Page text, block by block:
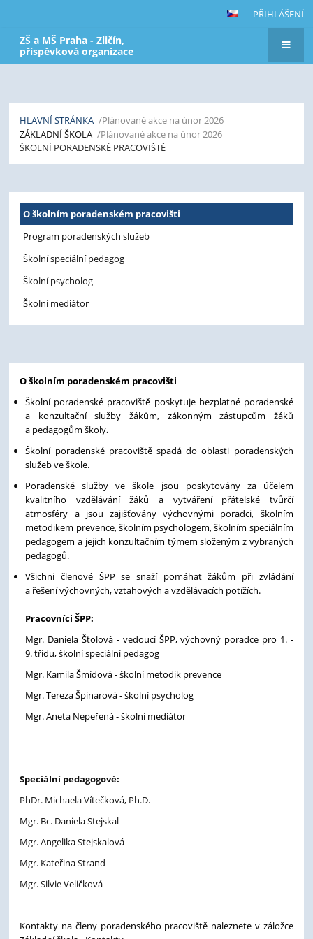
PŘIHLÁŠENÍ
ZŠ a MŠ Praha - Zličín,
příspěvková organizace
HLAVNÍ STRÁNKA /Plánované akce na únor 2026
ZÁKLADNÍ ŠKOLA /Plánované akce na únor 2026
ŠKOLNÍ PORADENSKÉ PRACOVIŠTĚ
Školní
poradenské
pracoviště
O školním poradenském pracovišti
Program poradenských služeb
Školní speciální pedagog
Školní psycholog
Školní mediátor
O školním poradenském pracovišti
Školní poradenské pracoviště poskytuje bezplatné poradenské
a konzultační služby žákům, zákonným zástupcům žáků
a pedagogům školy.
Školní poradenské pracovištěspadá do oblasti poradenských
služeb ve škole.
Poradenské služby ve škole jsou poskytovány za účelem
kvalitního vzdělávání žáků a vytváření přátelské tvůrčí
atmosféry a jsou zajišťovány výchovnými poradci, školním
metodikem prevence, školním psychologem, školním speciálním
pedagogem a jejich konzultačním týmem složeným z vybraných
pedagogů.
Všichni členové ŠPP se snaží pomáhat žákům při zvládání
a řešení výchovných, vztahových a vzdělávacích potížích.
Pracovníci ŠPP:
Mgr. Daniela Štolová - vedoucí ŠPP, výchovný poradce pro 1. -
9. třídu, školní speciální pedagog
Mgr. Kamila Šmídová - školní metodik prevence
Mgr. Tereza Špinarová - školní psycholog
Mgr. Aneta Nepeřená - školní mediátor
Speciální pedagogové:
PhDr. Michaela Vítečková, Ph.D.
Mgr. Bc. Daniela Stejskal
Mgr. Angelika Stejskalová
Mgr. Kateřina Strand
Mgr. Silvie Veličková
Kontakty na členy poradenského pracoviště naleznete v záložce